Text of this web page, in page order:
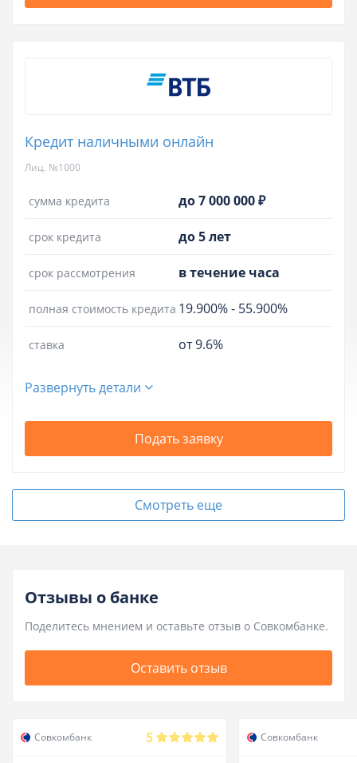
Кредит наличными онлайн
Лиц. №1000
сумма кредита до 7 000 000 ₽
срок кредита до 5 лет
срок рассмотрения в течение часа
полная стоимость кредита 19.900%- 55.900%
ставка от 9.6%
Развернуть детали
Подать заявку
Смотреть еще
Отзывы о банке
Поделитесь мнением и оставьте отзыв о Совкомбанке.
Оставить отзыв
Совкомбанк 5 Совкомбанк